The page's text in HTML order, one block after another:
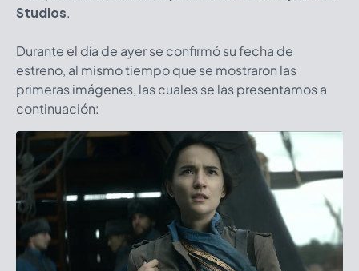
Studios.
Durante el día de ayer se confirmó su fecha de
estreno, al mismo tiempo que se mostraron las
primeras imágenes, las cuales se las presentamos a
continuación: